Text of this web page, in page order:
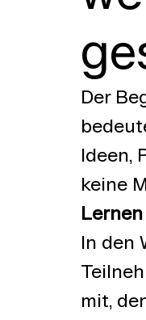
Der
Ideen,
keine
In den
mit,